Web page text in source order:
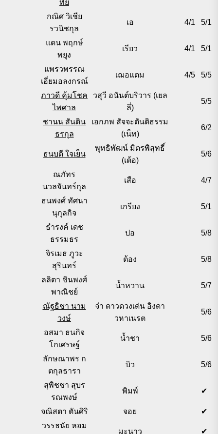
ทัย
กณิศ วิเชีย
รวนิชกุล
เอ 4/1 5/1
แดน พฤกษ์
พยุง
เรียว 4/1 5/1
แพรวพรรณ
เอี่ยมอลงกรณ์
เฌอแตม 4/5 5/5
ภาวดี คุ้มโชค
ไพศาล
วสุวี อนันต์บริวาร (เยล
ลี่)
5/5
ชานน สันติน
ธรกุล
เอกภพ สัจจะตันติธรรม
(เน็ท)
6/2
ธนบดี ใจเย็น
พุทธิพัฒน์ มิตรพิสุทธิ์
(เต้อ)
5/6
ณภัทร
นวลจันทร์กุล
เสือ 4/7
ธนพงศ์ ทัศนา
นุกุลกิจ
เกรียง 5/1
ธำรงค์ เดช
ธรรมธร
ปอ 5/8
จิรเมธ ภูวะ
สุรินทร์
ต้อง 5/8
ลลิตา ชินพงศ์
พาณิชย์
น้ำหวาน 5/7
ณัฐธิชา นาม
วงษ์
จ๋า ดาวดวงเด่น อิงดา
วหาเนรต
5/6
อสมา ธนกิจ
โกเศรษฐ์
น้ำชา 5/6
ลักษณาพร ก
ตกุลธารา
บิว 5/6
สุพิชชา สุบร
รณพงษ์
พิมพ์ ✔
จณิสตา ตันศิริ จอย
✔
วรรธนัย หอม
มะนาว ✔